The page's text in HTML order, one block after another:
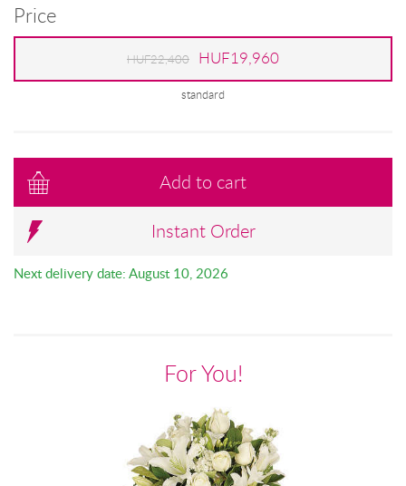
Price
HUF22,400 HUF19,960
standard
Add to cart
Instant Order
Next delivery date: August 10, 2026
For You!